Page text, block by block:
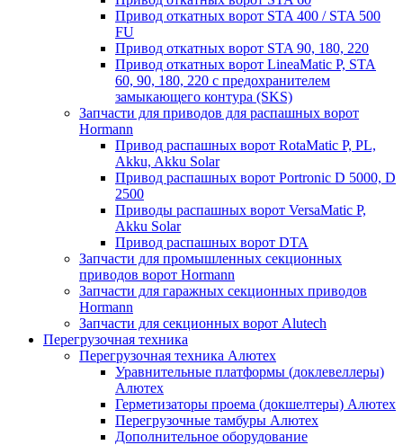
Привод откатных ворот STA 400 / STA 500
FU
Привод откатных ворот STA 90, 180, 220
Привод откатных ворот LineaMatic P, STA
60, 90, 180, 220 с предохранителем
замыкающего контура (SKS)
Запчасти для приводов для распашных ворот
Hormann
Привод распашных ворот RotaMatic P, PL,
Akku, Akku Solar
Привод распашных ворот Portronic D 5000, D
2500
Приводы распашных ворот VersaMatic P,
Akku Solar
Привод распашных ворот DTA
Запчасти для промышленных секционных
приводов ворот Hormann
Запчасти для гаражных секционных приводов
Hormann
Запчасти для секционных ворот Alutech
Перегрузочная техника
Перегрузочная техника Алютех
Уравнительные платформы (доклевеллеры)
Алютех
Герметизаторы проема (докшелтеры) Алютех
Перегрузочные тамбуры Алютех
Дополнительное оборудование